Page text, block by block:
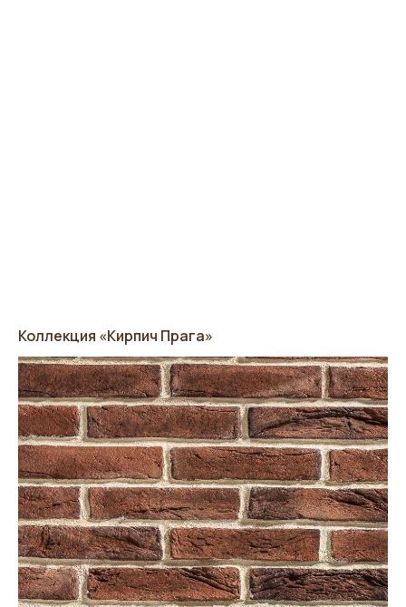
Коллекция «Кирпич Прага»